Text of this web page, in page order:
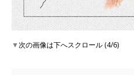
▼次の画像は下へスクロール (4/6)